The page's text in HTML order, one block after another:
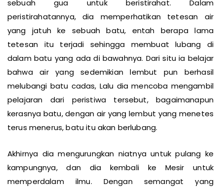
sebuah gua untuk beristirahat. Dalam
peristirahatannya, dia memperhatikan tetesan air
yang jatuh ke sebuah batu, entah berapa lama
tetesan itu terjadi sehingga membuat lubang di
dalam batu yang ada di bawahnya. Dari situ ia belajar
bahwa air yang sedemikian lembut pun berhasil
melubangi batu cadas, Lalu dia mencoba mengambil
pelajaran dari peristiwa tersebut, bagaimanapun
kerasnya batu, dengan air yang lembut yang menetes
Akhirnya dia mengurungkan niatnya untuk pulang ke
kampungnya, dan dia kembali ke Mesir untuk